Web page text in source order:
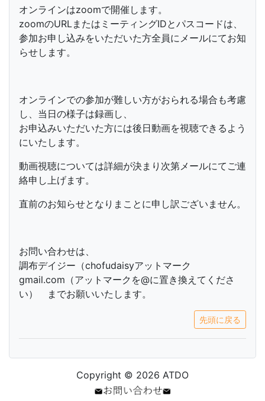
オンラインはzoomで開催します。
zoomのURLまたはミーティングIDとパスコードは、
参加お申し込みをいただいた方全員にメールにてお知
らせします。
オンラインでの参加が難しい方がおられる場合も考慮
し、当日の様子は録画し、
お申込みいただいた方には後日動画を視聴できるよう
にいたします。
動画視聴については詳細が決まり次第メールにてご連
絡申し上げます。
直前のお知らせとなりまことに申し訳ございません。
お問い合わせは、
調布デイジー（chofudaisyアットマーク
gmail.com（アットマークを@に置き換えてくださ
い） までお願いいたします。
先頭に戻る
Copyright © 2026 ATDO